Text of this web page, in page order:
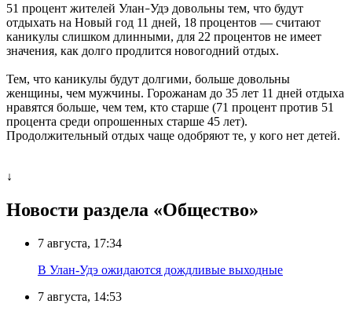
51 процент жителей Улан–Удэ довольны тем, что будут
отдыхать на Новый год 11 дней, 18 процентов — считают
каникулы слишком длинными, для 22 процентов не имеет
значения, как долго продлится новогодний отдых.
Тем, что каникулы будут долгими, больше довольны
женщины, чем мужчины. Горожанам до 35 лет 11 дней отдыха
нравятся больше, чем тем, кто старше (71 процент против 51
процента среди опрошенных старше 45 лет).
Продолжительный отдых чаще одобряют те, у кого нет детей.
↓
Новости раздела «Общество»
7 августа, 17:34
В Улан-Удэ ожидаются дождливые выходные
7 августа, 14:53